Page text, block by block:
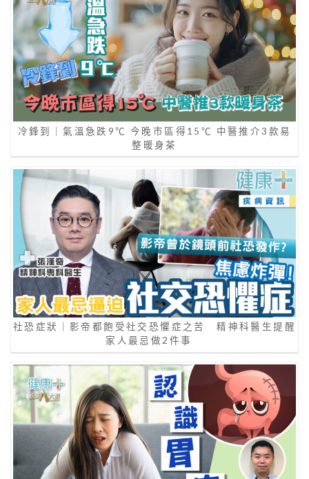
冷鋒到｜氣溫急跌9℃ 今晚巿區得15℃ 中醫推介3款易
整暖身茶
社恐症狀｜影帝都飽受社交恐懼症之苦 精神科醫生提醒
家人最忌做2件事